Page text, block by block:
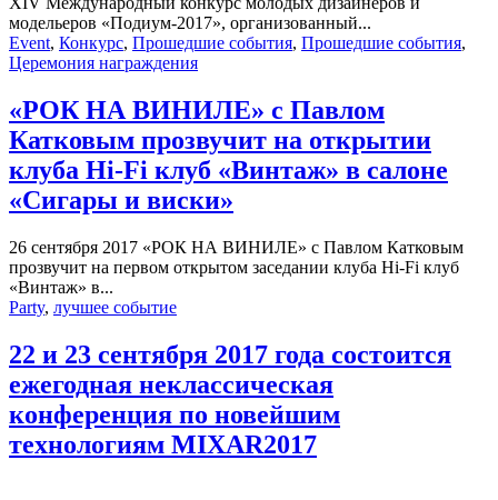
модельеров «Подиум-2017», организованный...
Event, Конкурс, Прошедшие события, Прошедшие события,
Церемония награждения
«РОК НА ВИНИЛЕ» с Павлом
Катковым прозвучит на открытии
клуба Hi-Fi клуб «Винтаж» в салоне
«Сигары и виски»
26 сентября 2017 «РОК НА ВИНИЛЕ» с Павлом Катковым
прозвучит на первом открытом заседании клуба Hi-Fi клуб
«Винтаж» в...
Party, лучшее событие
22 и 23 сентября 2017 года состоится
ежегодная неклассическая
конференция по новейшим
технологиям MIXAR2017